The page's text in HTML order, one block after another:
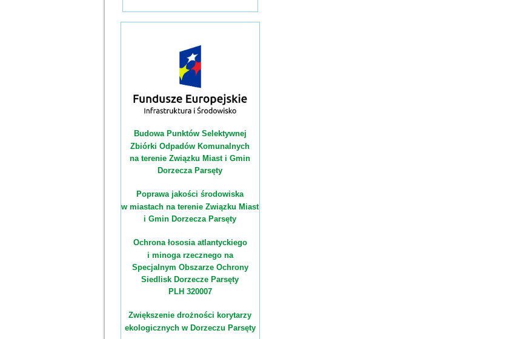
Budowa Punktów Selektywnej
Zbiórki Odpadów Komunalnych
na terenie Związku Miast i Gmin
Dorzecza Parsęty
Poprawa jakości środowiska
w miastach na terenie Związku Miast
i Gmin Dorzecza Parsęty
Ochrona łososia atlantyckiego
i minoga rzecznego na
Specjalnym Obszarze Ochrony
Siedlisk Dorzecze Parsęty
PLH 320007
Zwiększenie drożności korytarzy
ekologicznych w Dorzeczu Parsęty